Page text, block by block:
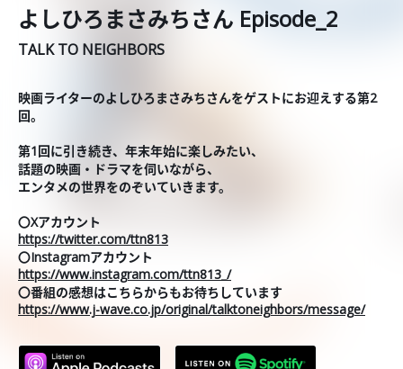
よしひろまさみちさん Episode_2
TALK TO NEIGHBORS
映画ライターのよしひろまさみちさんをゲストにお迎えする第2
回。
第1回に引き続き、年末年始に楽しみたい、
話題の映画・ドラマを伺いながら、
エンタメの世界をのぞいていきます。
〇Xアカウント
https://twitter.com/ttn813
〇Instagramアカウント
https://www.instagram.com/ttn813_/
〇番組の感想はこちらからもお待ちしています
https://www.j-wave.co.jp/original/talktoneighbors/message/